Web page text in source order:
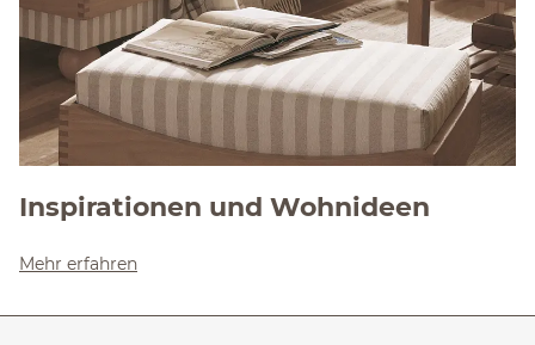
Inspirationen und Wohnideen
Mehr erfahren